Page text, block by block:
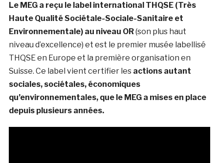
Le MEG a reçu le label international THQSE (Très
Haute Qualité Sociétale-Sociale-Sanitaire et
Environnementale) au niveau OR(son plus haut
niveau d’excellence) et est le premier musée labellisé
THQSE en Europe et la première organisation en
Suisse. Ce label vient certifier les actions autant
sociales, sociétales, économiques
qu’environnementales, que le MEG a mises en place
depuis plusieurs années.